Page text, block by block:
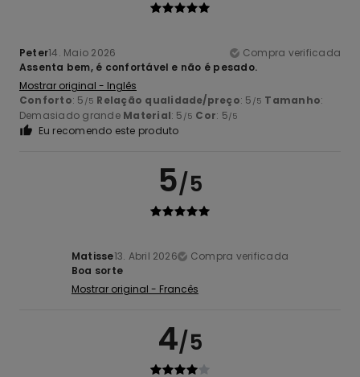
Peter14. Maio 2026
Compra verificada
Assenta bem, é confortável e não é pesado.
Mostrar original - Inglês
Conforto: 5 /5 Relação qualidade/preço: 5 /5 Tamanho:
Demasiado grande Material: 5 /5 Cor: 5/5
Eu recomendo este produto
5/5
Matisse13. Abril 2026
Compra verificada
Boa sorte
Mostrar original - Francês
4/5